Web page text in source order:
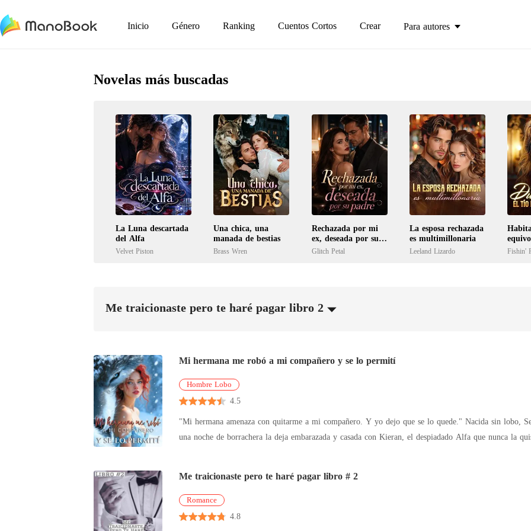
Inicio Género Ranking Cuentos Cortos Crear Para autores
Novelas más buscadas
La Luna descartada
del Alfa
Velvet Piston
Una chica, una
manada de bestias
Brass Wren
Rechazada por mi
ex, deseada por su
padre
Glitch Petal
La esposa rechazada
es multimillonaria
Leeland Lizardo Fishin'
Me traicionaste pero te haré pagar libro 2
Mi hermana me robó a mi compañero y se lo permití
Hombre Lobo
4.5
"Mi hermana amenaza con quitarme a mi compañero. Y yo dejo que se lo quede." Nacida sin lobo,
una noche de borrachera la deja embarazada y casada con Kieran, el despiadado Alfa que nunca la
sino que se fue en silencio. Sin embargo, cuando el peligro acechó, verdades asombrosas salieron a
"defecto" es en realidad un don raro ☽ Y ahora todos los Alfas -incluido su exmarido- pelearán por
poseída. *** El gruñido de Kieran vibró en mis huesos mientras me sujetaba contra la pared. El calor
Me traicionaste pero te haré pagar libro # 2
Romance
4.8